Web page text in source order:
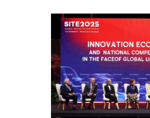
Curve
(องค์การมหาชน) ร่วมพิธีลง
ความร่วมมือในการส่งเสริม
เทคโนโลยีเชิงลึก (Deep